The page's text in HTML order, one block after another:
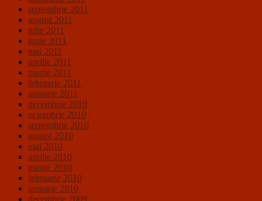
septembrie 2011
august 2011
iulie 2011
iunie 2011
mai 2011
aprilie 2011
martie 2011
februarie 2011
ianuarie 2011
decembrie 2010
octombrie 2010
septembrie 2010
august 2010
mai 2010
aprilie 2010
martie 2010
februarie 2010
ianuarie 2010
decembrie 2009